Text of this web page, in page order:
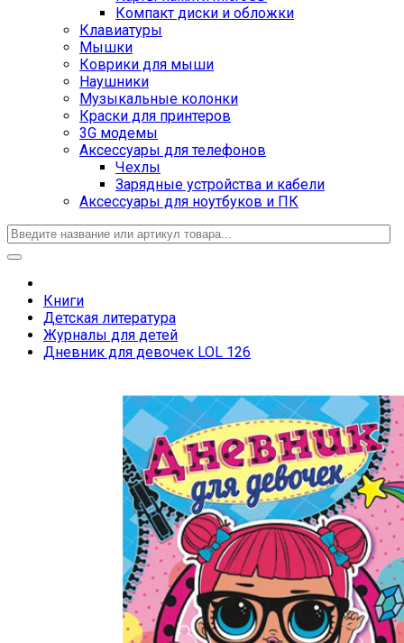
Компакт диски и обложки
Клавиатуры
Мышки
Коврики для мыши
Наушники
Музыкальные колонки
Краски для принтеров
3G модемы
Аксессуары для телефонов
Чехлы
Зарядные устройства и кабели
Аксессуары для ноутбуков и ПК
Книги
Детская литература
Журналы для детей
Дневник для девочек LOL 126